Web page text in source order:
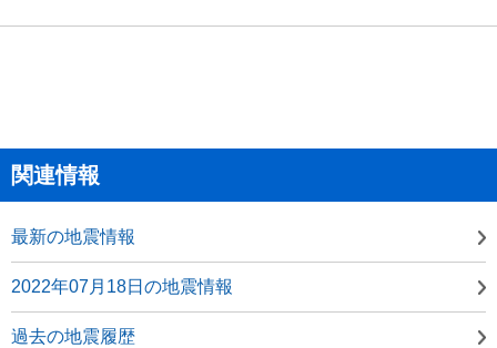
関連情報
最新の地震情報
2022年07月18日の地震情報
過去の地震履歴